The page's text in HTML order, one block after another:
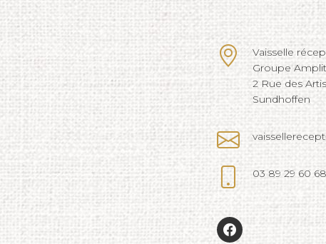
Vaisselle
Groupe
2 Rue des
Sundhoffen
03 89 29 60 68